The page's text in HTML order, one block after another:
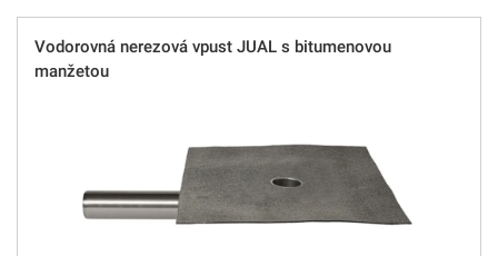
Vodorovná nerezová vpust JUAL s bitumenovou
manžetou